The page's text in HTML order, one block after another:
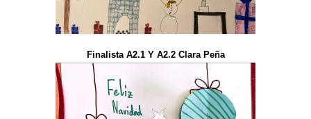
Finalista A2.1 Y A2.2 Clara Peña